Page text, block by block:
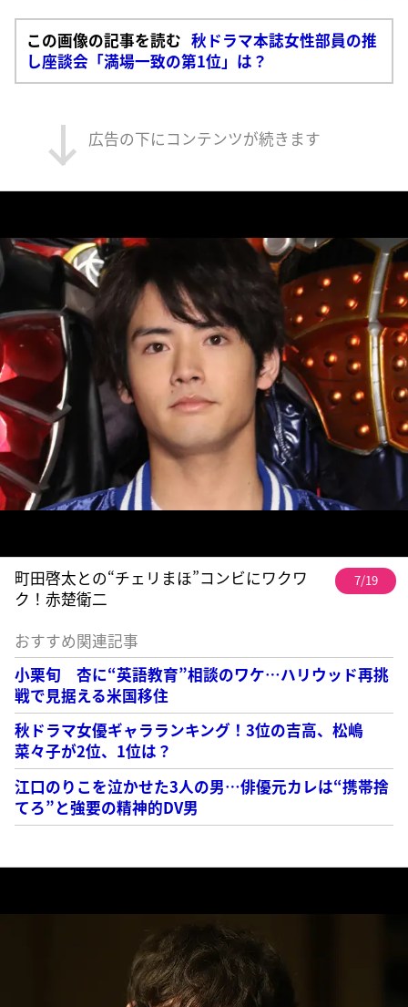
この画像の記事を読む 秋ドラマ本誌女性部員の推
し座談会「満場一致の第1位」は？
広告の下にコンテンツが続きます
町田啓太との“チェリまほ”コンビにワクワ
ク！赤楚衛二
7/19
おすすめ関連記事
小栗旬 杏に“英語教育”相談のワケ…ハリウッド再挑
戦で見据える米国移住
秋ドラマ女優ギャラランキング！3位の吉高、松嶋
菜々子が2位、1位は？
江口のりこを泣かせた3人の男…俳優元カレは“携帯捨
てろ”と強要の精神的DV男